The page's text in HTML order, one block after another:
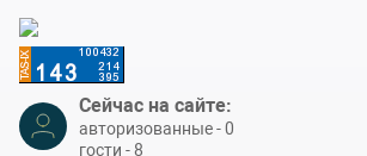
Сейчас на сайте:
авторизованные - 0
гости - 8